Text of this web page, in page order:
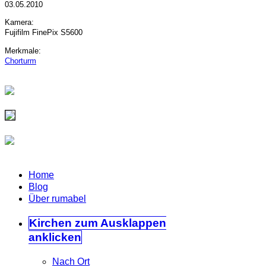
03.05.2010
Kamera:
Fujifilm FinePix S5600
Merkmale:
Chorturm
Home
Blog
Über rumabel
Kirchen zum Ausklappen
anklicken
Nach Ort